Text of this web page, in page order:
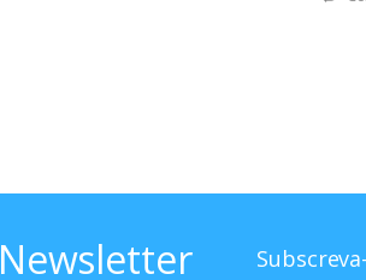
Newsletter